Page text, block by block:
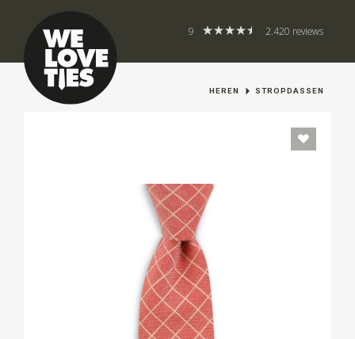
9 2.420 reviews
HEREN STROPDASSEN